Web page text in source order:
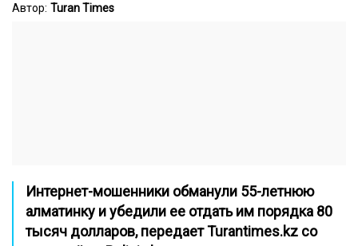
Автор: Turan Times
Интернет-мошенники обманули 55-летнюю
алматинку и убедили ее отдать им порядка 80
тысяч долларов, передает Turantimes.kz со